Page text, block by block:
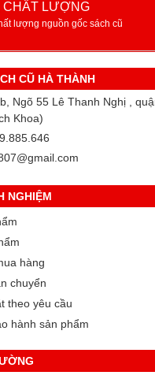
CHẤT LƯỢNG
lượng nguồn gốc sách cũ
CŨ HÀ THÀNH
Ngõ 55 Lê Thanh Nghị ,
Khoa)
NGHIỆM
hàng
chuyển
theo yêu cầu
hành sản phẩm